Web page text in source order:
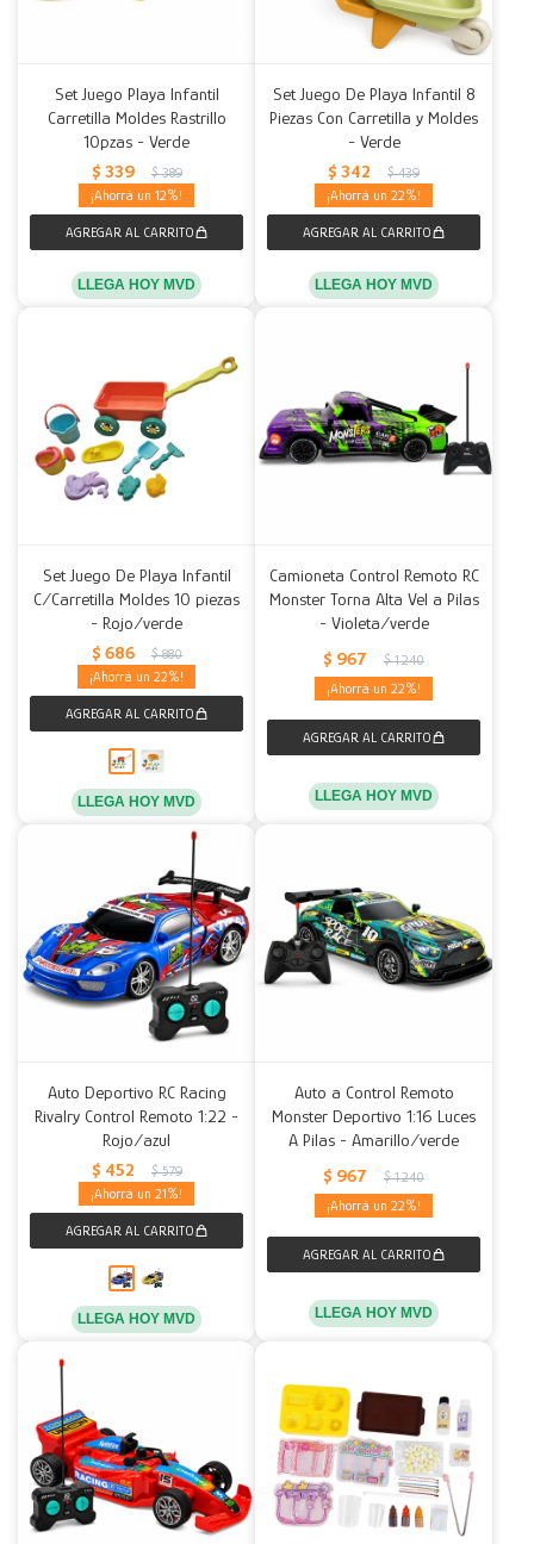
Set Juego Playa Infantil
Carretilla Moldes Rastrillo
10pzas - Verde
$ 339 $ 389
12
LLEGA HOY MVD
Set Juego De Playa Infantil 8
Piezas Con Carretilla y Moldes
- Verde
$ 342 $ 439
22
LLEGA HOY MVD
Set Juego De Playa Infantil
C/Carretilla Moldes 10 piezas
- Rojo/verde
$ 686 $ 880
22
LLEGA HOY MVD
Camioneta Control Remoto RC
Monster Torna Alta Vel a Pilas
- Violeta/verde
$ 967 $ 1.240
22
LLEGA HOY MVD
Auto Deportivo RC Racing
Rivalry Control Remoto 1:22 -
Rojo/azul
$ 452 $ 579
21
LLEGA HOY MVD
Auto a Control Remoto
Monster Deportivo 1:16 Luces
A Pilas - Amarillo/verde
$ 967 $ 1.240
22
LLEGA HOY MVD